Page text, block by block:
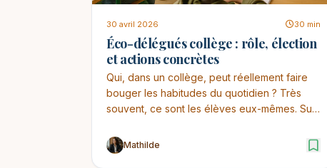
30 avril 2026 30 min
Éco-délégués collège : rôle, élection
et actions concrètes
Qui, dans un collège, peut réellement faire
bouger les habitudes du quotidien ? Très
souvent, ce sont les élèves eux-mêmes. Sur
Mathilde